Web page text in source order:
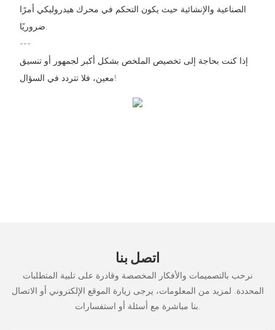
الصناعية والإنشائية حيث يكون التحكم في محرك هيدروليكي أمرًا
---
إذا كنت بحاجة إلى تخصيص الملخص بشكل أكبر لجمهور أو تنسيق
معين، فلا تتردد في السؤال!
اتصل بنا
نرحب بالتصميمات والأفكار المخصصة وقادرة على تلبية المتطلبات
المحددة. لمزيد من المعلومات، يرجى زيارة الموقع الإلكتروني أو الاتصال